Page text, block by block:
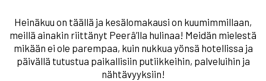
Heinäkuu on täällä ja kesälomakausi on kuumimmillaan,
meillä ainakin riittänyt Peerâ’lla hulinaa! Meidän mielestä
mikään ei ole parempaa, kuin nukkua yönsä hotellissa ja
päivällä tutustua paikallisiin putiikkeihin, palveluihin ja
nähtävyyksiin!